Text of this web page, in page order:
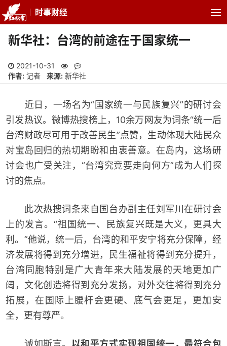
时事财经
新华社：台湾的前途在于国家统一
2021-10-31
作者: 记者 来源: 新华社
近日，一场名为“国家统一与民族复兴”的研讨会
引发热议。微博热搜榜上，10余万网友为词条“统一后
台湾财政尽可用于改善民生”点赞，生动体现大陆民众
对宝岛回归的热切期盼和由衷善意。在岛内，这场研
讨会也广受关注，“台湾究竟要走向何方”成为人们探
讨的焦点。
此次热搜词条来自国台办副主任刘军川在研讨会
上的发言。“祖国统一、民族复兴既是大义，更具大
利。”他说，统一后，台湾的和平安宁将充分保障，经
济发展将得到充分增进，民生福祉将得到充分提升，
台湾同胞特别是广大青年来大陆发展的天地更加广
阔，文化创造将得到充分发扬，对外交往将得到充分
拓展，在国际上腰杆会更硬、底气会更足，更加安
全，更有尊严。
诚如斯言。 以和平方式实现祖国统一，最符合包